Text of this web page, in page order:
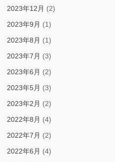
2023年12月 (2)
2023年9月 (1)
2023年8月 (1)
2023年7月 (3)
2023年6月 (2)
2023年5月 (3)
2023年2月 (2)
2022年8月 (4)
2022年7月 (2)
2022年6月 (4)